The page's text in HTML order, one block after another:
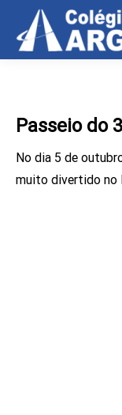
Passeio do
No dia 5 de
muito divertido no